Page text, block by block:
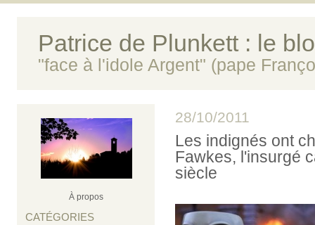
Patrice de Plunkett : le
"face à l'idole Argent" (pape
À propos
CATÉGORIES
28/10/2011
Les indignés ont
Fawkes, l'insurgé
siècle